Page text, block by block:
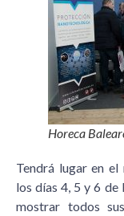
Horeca
Tendrá lugar en
los días 4, 5 y 6
mostrar todos